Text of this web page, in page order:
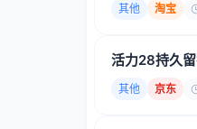
其他 淘宝
活力28持久
其他 京东